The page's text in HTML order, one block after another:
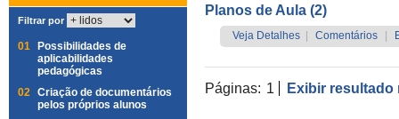
Filtrar por
01
Possibilidades de
aplicabilidades
pedagógicas
02 Criação de documentários
pelos próprios alunos
Planos de Aula (2)
Veja Detalhes Comentários
Páginas: 1 Exibir resultado